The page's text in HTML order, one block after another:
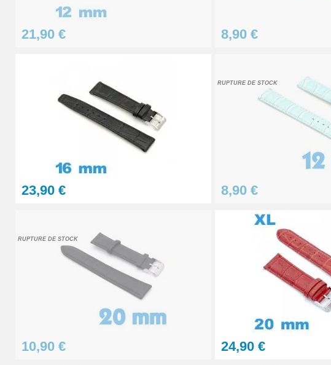
Sacoche pour réparation de montre - 12 outils
Gros pointeau de pose manipulation bracelet montre
4,90 €
Pointeau de pose à 2 têtes
Outil pointeau de pose suisse professionnel BERGEON
28,90 €
Pointeau de Pose Tête Interchangeable
9,90 €
Kit Réparation Montre Multifonction
21,90 € 8,90 €
23,90 €
RUPTURE DE STOCK
8,90 €
RUPTURE DE STOCK
10,90 € 24,90 €